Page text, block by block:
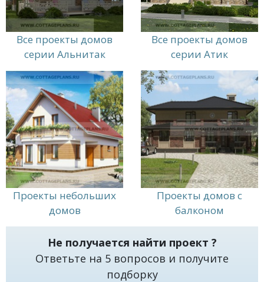
пример этого. Мы уверены, что вы найдете
проект, который соответствует вашим
требованиям и поможет вам создать свой
идеальный дом.
Все проекты домов
серии Альнитак
Все проекты домов
серии Атик
Проекты небольших
домов
Проекты домов с
балконом
Не получается найти проект ?
Ответьте на 5 вопросов и получите
подборку